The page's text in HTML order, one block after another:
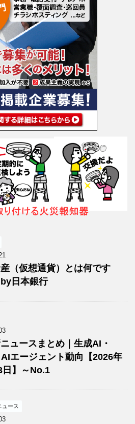
（仮想通貨）とは何です
日本銀行
ュースまとめ｜生成AI・
エージェント動向【2026年
日】～No.1
ュース